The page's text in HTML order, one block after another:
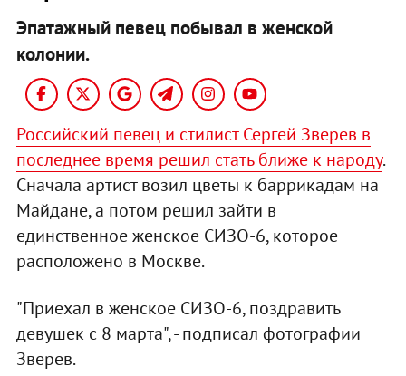
Эпатажный певец побывал в женской
колонии.
Российский певец и стилист Сергей Зверев в
последнее время решил стать ближе к народу.
Сначала артист возил цветы к баррикадам на
Майдане, а потом решил зайти в
единственное женское СИЗО-6, которое
расположено в Москве.
"Приехал в женское СИЗО-6, поздравить
девушек с 8 марта", - подписал фотографии
Зверев.